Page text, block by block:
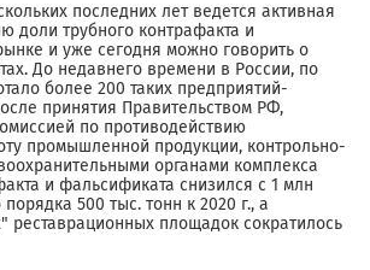
последних лет ведется активная
доли трубного контрафакта и
и уже сегодня можно говорить о
До недавнего времени в России, по
более 200 таких предприятий-
принятия Правительством РФ,
по противодействию
промышленной продукции, контрольно-
органами комплекса
и фальсификата снизился с 1 млн
500 тыс. тонн к 2020 г., а
реставрационных площадок сократилось